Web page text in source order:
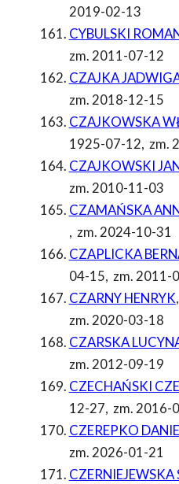
2019-02-13
CYBULSKI
zm. 2011-07-12
CZAJKA
zm. 2018-12-15
CZAJKOWSKA
1925-07-12, zm.
CZAJKOWSKI
zm. 2010-11-03
CZAMAŃSKA
, zm. 2024-10-31
CZAPLICKA
04-15, zm. 2011-
CZARNY HENRYK,
zm. 2020-03-18
CZARSKA
zm. 2012-09-19
CZECHAŃSKI
12-27, zm. 2016-
CZEREPKO
zm. 2026-01-21
CZERNIEJEWSKA